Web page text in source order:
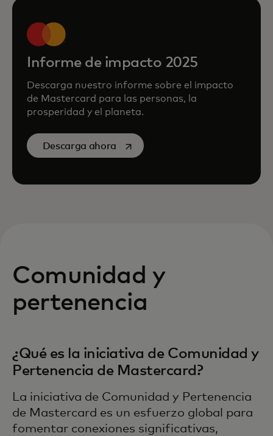
Informe de impacto 2025
Descarga nuestro informe sobre el impacto
de Mastercard para las personas, la
prosperidad y el planeta.
Descarga ahora se abre en una pestaña nueva
Comunidad y
pertenencia
¿Qué es la iniciativa de Comunidad y
Pertenencia de Mastercard?
La iniciativa de Comunidad y Pertenencia
de Mastercard es un esfuerzo global para
fomentar conexiones significativas,